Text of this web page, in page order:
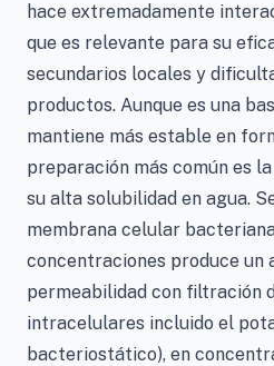
hace extremadamente
que es relevante para su
secundarios locales y
productos. Aunque es una
mantiene más estable en
preparación más común es
su alta solubilidad en agua.
membrana celular
concentraciones produce un
permeabilidad con filtración
intracelulares incluido el
bacteriostático), en